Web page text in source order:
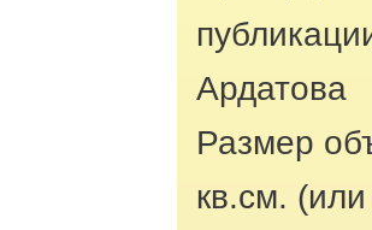
Ардатова
Размер
кв.см.